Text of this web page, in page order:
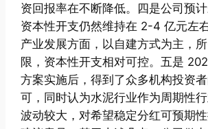
资回报率在不断降低。四是公司预
资本性开支仍然维持在 2-4 亿元左
产业发展方面，以自建方式为主，
限，资本性开支相对可控。五是
方案实施后，得到了众多机构投资
可，同时认为水泥行业作为周期性
波动较大，对希望稳定分红可预期